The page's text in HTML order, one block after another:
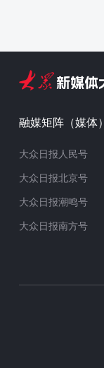
融媒矩阵（媒体）
大众日报人民号
大众日报北京号
大众日报潮鸣号
大众日报南方号